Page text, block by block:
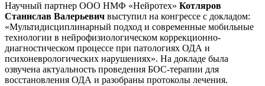
Научный партнер ООО НМФ «Нейротех» Котляров
Станислав Валерьевич выступил на конгрессе с докладом:
«Мультидисциплинарный подход и современные мобильные
технологии в нейрофизиологическом коррекционно-
диагностическом процессе при патологиях ОДА и
психоневрологических нарушениях». На докладе была
озвучена актуальность проведения БОС-терапии для
восстановления ОДА и разобраны протоколы лечения.